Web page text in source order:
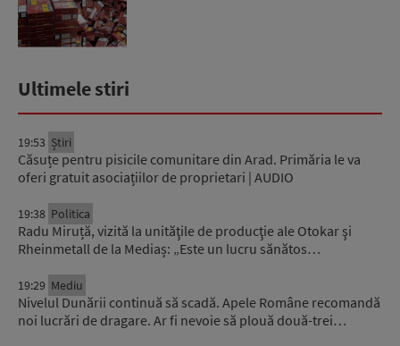
Ultimele stiri
19:53 Știri
Căsuțe pentru pisicile comunitare din Arad. Primăria le va
oferi gratuit asociațiilor de proprietari | AUDIO
19:38 Politica
Radu Miruță, vizită la unităţile de producţie ale Otokar şi
Rheinmetall de la Mediaș: „Este un lucru sănătos…
19:29 Mediu
Nivelul Dunării continuă să scadă. Apele Române recomandă
noi lucrări de dragare. Ar fi nevoie să plouă două-trei…